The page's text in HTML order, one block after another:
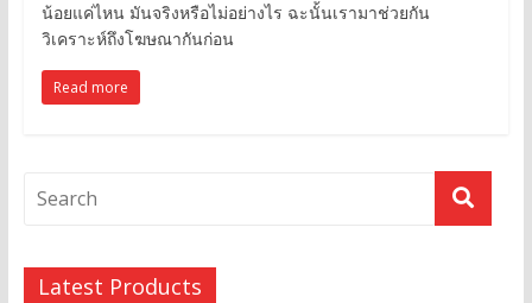
น้อยแค่ไหน มันจริงหรือไม่อย่างไร ฉะนั้นเรามาช่วยกัน
วิเคราะห์ถึงโฆษณากันก่อน
Read more
Latest Products